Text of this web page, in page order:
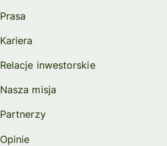
Prasa
Kariera
Relacje inwestorskie
Nasza misja
Partnerzy
Opinie